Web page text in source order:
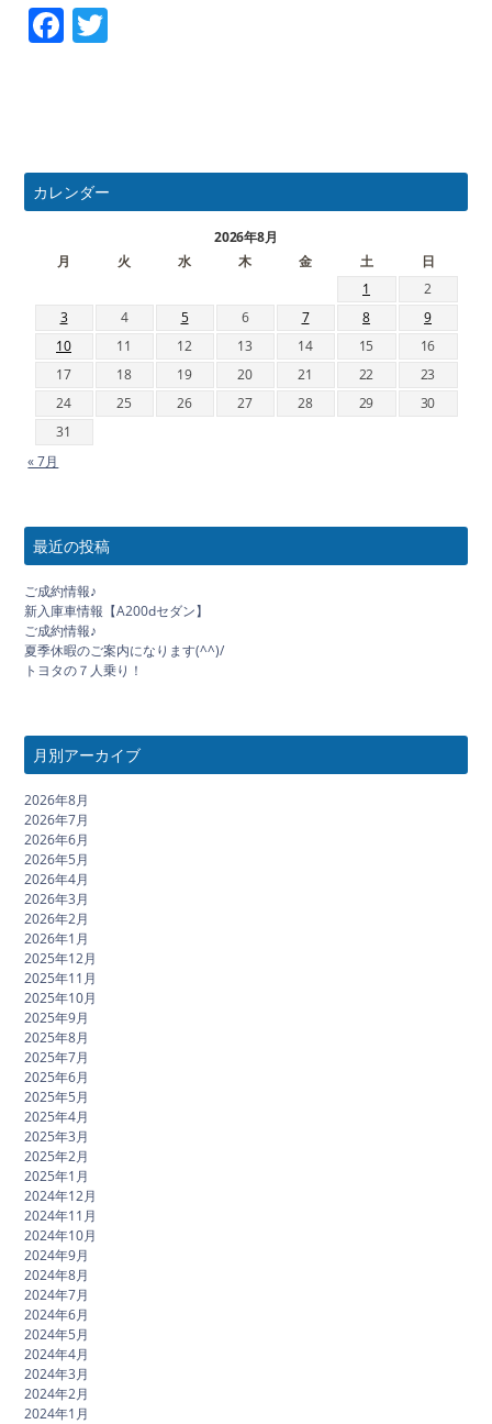
Facebook
カレンダー
2026年8月
月
火 水 木 金 土
日
1
2
3
4 5 6 7 8
9
10
11 12 13 14 15
16
17
18 19 20 21 22
23
24
25 26 27 28 29
30
31
« 7月
最近の投稿
ご成約情報♪
新入庫車情報【A200dセダン】
ご成約情報♪
夏季休暇のご案内になります(^^)/
トヨタの７人乗り！
月別アーカイブ
2026年8月
2026年7月
2026年6月
2026年5月
2026年4月
2026年3月
2026年2月
2026年1月
2025年12月
2025年11月
2025年10月
2025年9月
2025年8月
2025年7月
2025年6月
2025年5月
2025年4月
2025年3月
2025年2月
2025年1月
2024年12月
2024年11月
2024年10月
2024年9月
2024年8月
2024年7月
2024年6月
2024年5月
2024年4月
2024年3月
2024年2月
2024年1月